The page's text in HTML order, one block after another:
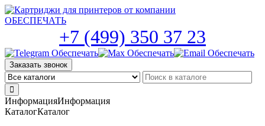
Skip
to
+7 (499) 350 37 23
Заказать звонок
ИнформацияИнформация
КаталогКаталог